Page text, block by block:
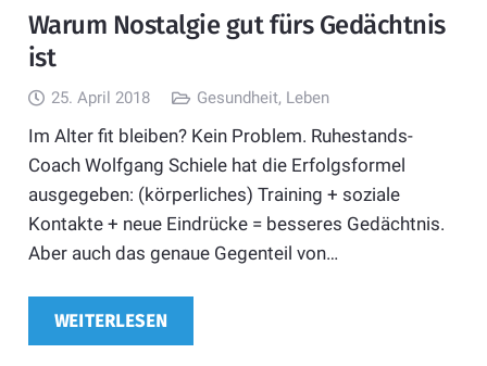
Warum Nostalgie gut fürs Gedächtnis
ist
25. April 2018 Gesundheit, Leben
Im Alter fit bleiben? Kein Problem. Ruhestands-
Coach Wolfgang Schiele hat die Erfolgsformel
ausgegeben: (körperliches) Training + soziale
Kontakte + neue Eindrücke = besseres Gedächtnis.
Aber auch das genaue Gegenteil von…
WEITERLESEN